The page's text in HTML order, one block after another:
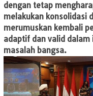
dengan tetap
melakukan konsolidasi
merumuskan kembali
adaptif dan valid
masalah bangsa.